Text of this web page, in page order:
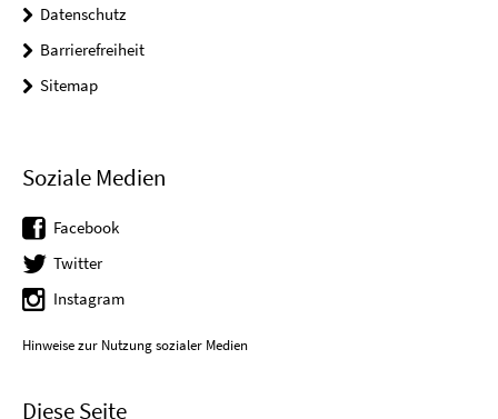
Datenschutz
Barrierefreiheit
Sitemap
Soziale Medien
Facebook
Twitter
Instagram
Hinweise zur Nutzung sozialer Medien
Diese Seite